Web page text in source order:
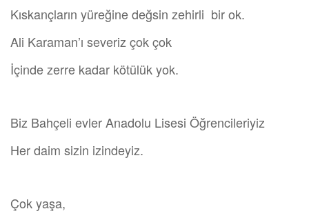
Kıskançların yüreğine değsin zehirli bir ok.
Ali Karaman’ı severiz çok çok
İçinde zerre kadar kötülük yok.
Biz Bahçeli evler Anadolu Lisesi Öğrencileriyiz
Her daim sizin izindeyiz.
Çok yaşa,